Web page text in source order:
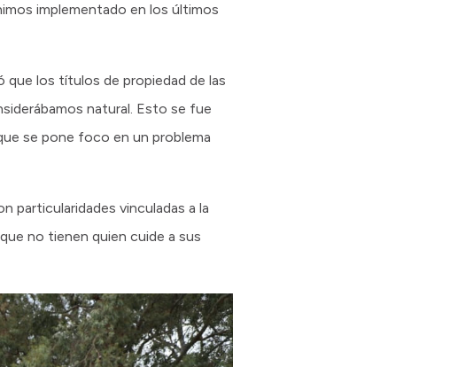
implementado en los últimos
que los títulos de propiedad de las
natural. Esto se fue
se pone foco en un problema
particularidades vinculadas a la
no tienen quien cuide a sus